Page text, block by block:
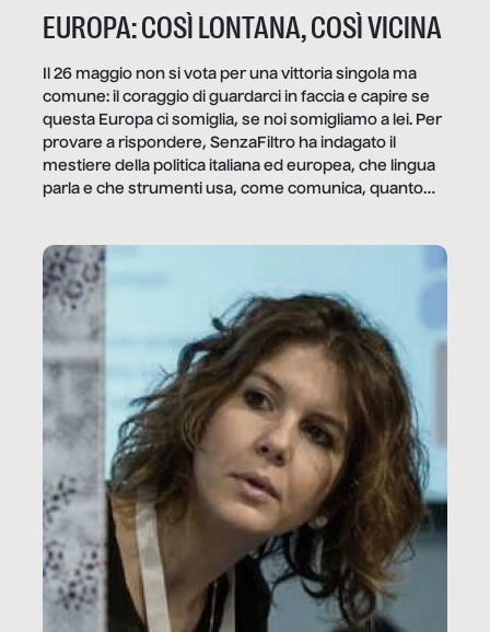
EUROPA: COSÌ LONTANA, COSÌ VICINA
Il 26 maggio non si vota per una vittoria singola ma
comune: il coraggio di guardarci in faccia e capire se
questa Europa ci somiglia, se noi somigliamo a lei. Per
provare a rispondere, SenzaFiltro ha indagato il
mestiere della politica italiana ed europea, che lingua
parla e che strumenti usa, come comunica, quanto